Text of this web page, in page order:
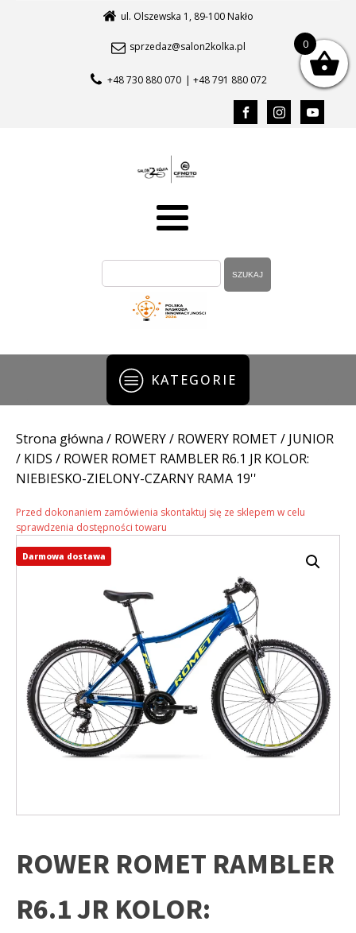
ul. Olszewska 1, 89-100 Nakło
sprzedaz@salon2kolka.pl
+48 730 880 070 | +48 791 880 072
KATEGORIE
Strona główna / ROWERY/ ROWERY ROMET / JUNIOR
/ KIDS / ROWER ROMET RAMBLER R6.1 JR KOLOR:
NIEBIESKO-ZIELONY-CZARNY RAMA 19''
Przed dokonaniem zamówienia skontaktuj się ze sklepem w celu
sprawdzenia dostępności towaru
ROWER ROMET RAMBLER
R6.1 JR KOLOR:
Darmowa dostawa
0